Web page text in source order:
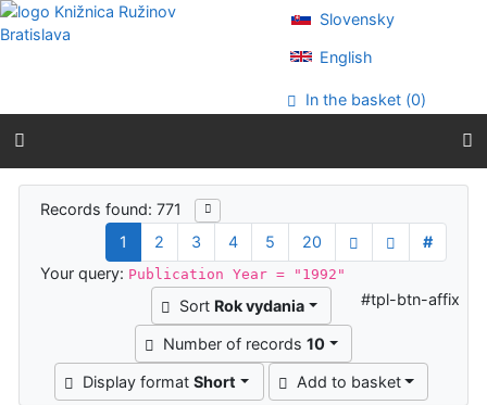
Go to content
Go to menu
Slovensky
English
In the basket (0)
Search results
Records found: 771
1
2 3 4 5 20
#
Your query: Publication Year = "1992"
Sort Rok vydania
Number of records 10
Display formatShort Add to basket
#tpl-btn-affix